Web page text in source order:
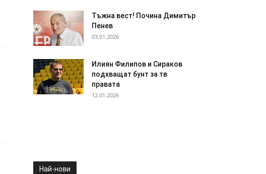
Тъжна вест! Почина Димитър
Пенев
03.01.2026
Илиян Филипов и Сираков
подхващат бунт за тв
правата
12.01.2026
Най-нови